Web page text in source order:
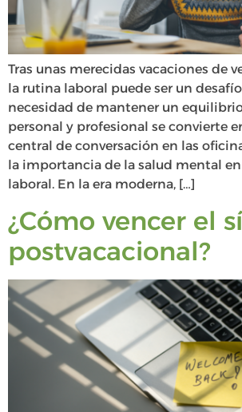
Tras unas merecidas vacaciones de
la rutina laboral puede ser un
necesidad de mantener un
personal y profesional se convierte
central de conversación en las
la importancia de la salud mental
laboral. En la era moderna, […]
¿Cómo vencer el
postvacacional?